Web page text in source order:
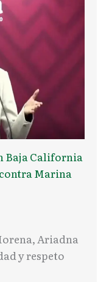
Baja California
Marina
Ariadna
y respeto